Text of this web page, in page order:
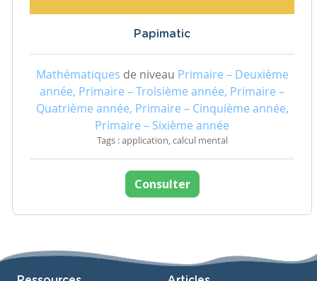
Papimatic
Mathématiques de niveau Primaire – Deuxième
année, Primaire – Troisième année, Primaire –
Quatrième année, Primaire – Cinquième année,
Primaire – Sixième année
Tags : application, calcul mental
Consulter